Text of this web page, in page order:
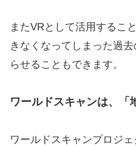
またVRとして活用するこ
きなくなってしまった過
らせることもできます。
ワールドスキャンは、「
ワールドスキャンプロジ